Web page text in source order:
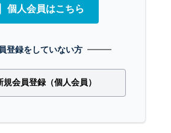
個人会員はこちら
登録をしていない方
規会員登録（個人会員）